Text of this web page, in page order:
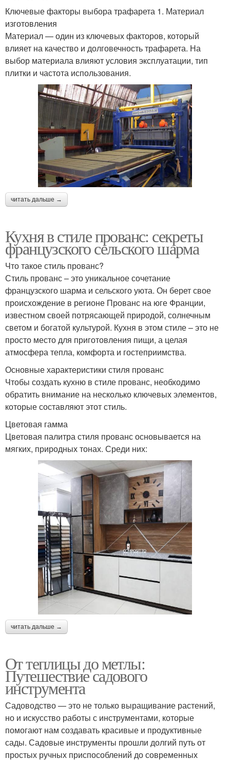
Ключевые факторы выбора трафарета 1. Материал
изготовления
Материал — один из ключевых факторов, который
влияет на качество и долговечность трафарета. На
выбор материала влияют условия эксплуатации, тип
плитки и частота использования.
читать дальше →
Кухня в стиле прованс: секреты
французского сельского шарма
Что такое стиль прованс?
Стиль прованс – это уникальное сочетание
французского шарма и сельского уюта. Он берет свое
происхождение в регионе Прованс на юге Франции,
известном своей потрясающей природой, солнечным
светом и богатой культурой. Кухня в этом стиле – это не
просто место для приготовления пищи, а целая
атмосфера тепла, комфорта и гостеприимства.
Основные характеристики стиля прованс
Чтобы создать кухню в стиле прованс, необходимо
обратить внимание на несколько ключевых элементов,
которые составляют этот стиль.
Цветовая гамма
Цветовая палитра стиля прованс основывается на
мягких, природных тонах. Среди них:
читать дальше →
От теплицы до метлы:
Путешествие садового
инструмента
Садоводство — это не только выращивание растений,
но и искусство работы с инструментами, которые
помогают нам создавать красивые и продуктивные
сады. Садовые инструменты прошли долгий путь от
простых ручных приспособлений до современных